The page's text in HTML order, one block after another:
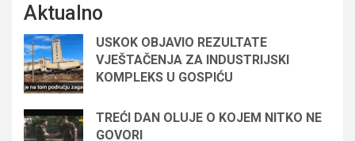
Aktualno
USKOK OBJAVIO REZULTATE
VJEŠTAČENJA ZA INDUSTRIJSKI
KOMPLEKS U GOSPIĆU
TREĆI DAN OLUJE O KOJEM NITKO NE
GOVORI